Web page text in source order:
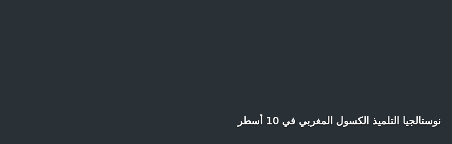
نوستالجيا التلميذ الكسول المغربي في 10 أسطر